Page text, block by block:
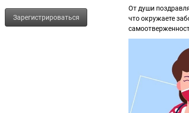
Зарегистрироваться
От души
что окружаете